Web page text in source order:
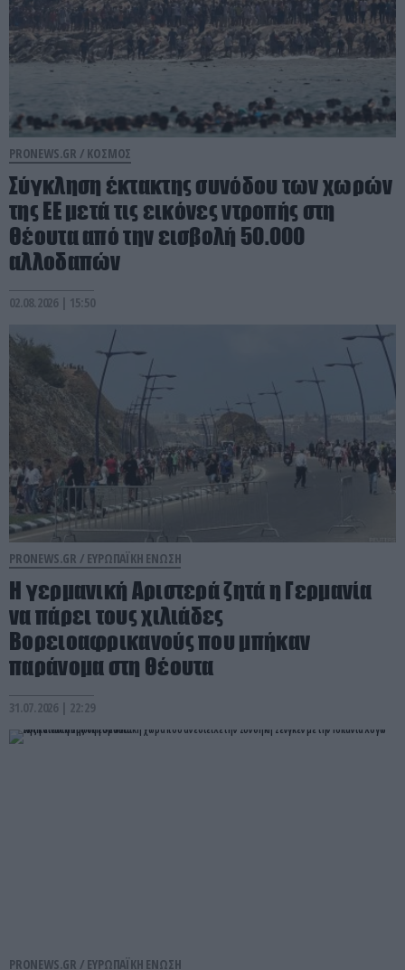
PRONEWS.GR / ΚΟΣΜΟΣ
Σύγκληση έκτακτης συνόδου των χωρών
της ΕΕ μετά τις εικόνες ντροπής στη
Θέουτα από την εισβολή 50.000
αλλοδαπών
02.08.2026 | 15:50
PRONEWS.GR / ΕΥΡΩΠΑΪΚΗ ΕΝΩΣΗ
Η γερμανική Αριστερά ζητά η Γερμανία
να πάρει τους χιλιάδες
Βορειοαφρικανούς που μπήκαν
παράνομα στη Θέουτα
31.07.2026 | 22:29
PRONEWS.GR / ΕΥΡΩΠΑΪΚΗ ΕΝΩΣΗ